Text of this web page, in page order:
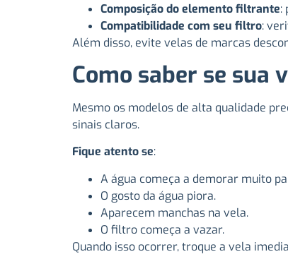
Composição do elemento filtrante:
Compatibilidade com seu filtro:
Além disso, evite velas de marcas
Como saber se sua
Mesmo os modelos de alta qualidade
sinais claros.
Fique atento se:
A água começa a demorar muito
O gosto da água piora.
Aparecem manchas na vela.
O filtro começa a vazar.
Quando isso ocorrer, troque a vela